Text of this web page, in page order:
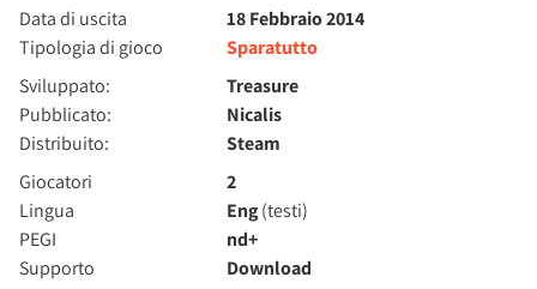
Data di uscita
18 Febbraio 2014
Tipologia di gioco
Sparatutto
Sviluppato:
Treasure
Pubblicato:
Nicalis
Distribuito:
Steam
Giocatori
2
Lingua
Eng(testi)
PEGI
nd+
Supporto
Download